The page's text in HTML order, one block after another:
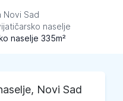
Novi Sad
naselje
naselje 335m²
, Novi Sad